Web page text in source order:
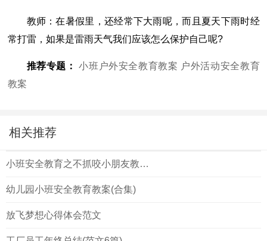
教师：在暑假里，还经常下大雨呢，而且夏天下雨时经
常打雷，如果是雷雨天气我们应该怎么保护自己呢?
推荐专题： 小班户外安全教育教案 户外活动安全教育
教案
相关推荐
小班安全教育之不抓咬小朋友教案(大全)
幼儿园小班安全教育教案(合集)
放飞梦想心得体会范文